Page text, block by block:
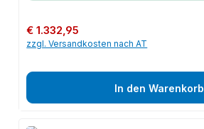
Regulärer Preis:
€ 1.332,95
zzgl. Versandkosten nach AT
In den Warenkorb